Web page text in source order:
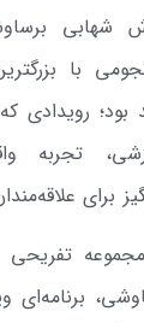
شهابی
با
بود؛ رویدادی
تجربه
برای
تفریحی
برنامه‌ای